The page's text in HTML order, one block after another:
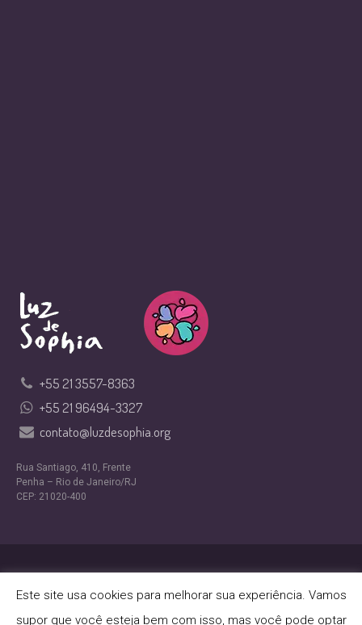
+55 21 3557-8363
+55 21 96494-3327
contato@luzdesophia.org
Rua Santiago, 410, Frente
Penha – Rio de Janeiro/RJ
CEP: 21020-400
Política de Privacidade / ONG Luz de Sophia © 2024 |
Este site usa cookies para melhorar sua experiência. Vamos
supor que você esteja bem com isso, mas você pode optar